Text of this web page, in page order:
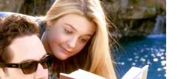
EN BOGOTÁ VIVIENDAS